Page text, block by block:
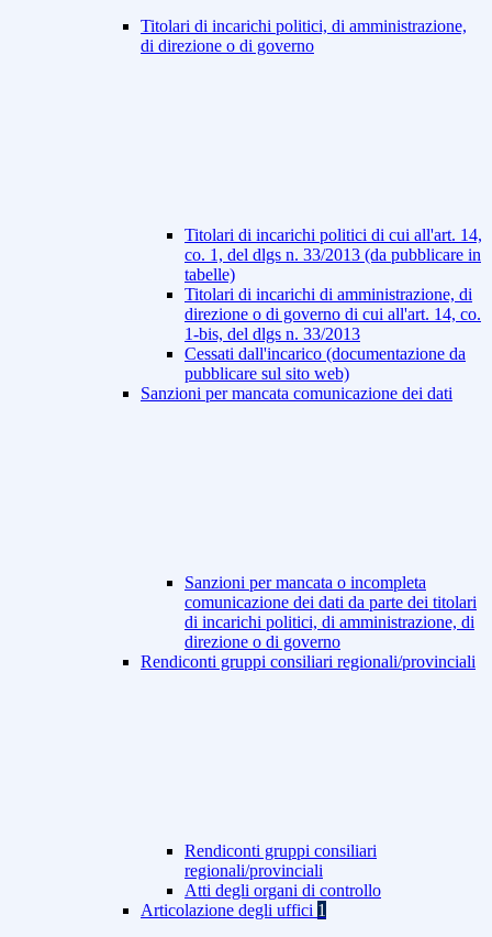
Titolari di incarichi politici, di amministrazione,
di direzione o di governo
Titolari di incarichi politici di cui all'art. 14,
co. 1, del dlgs n. 33/2013 (da pubblicare in
tabelle)
Titolari di incarichi di amministrazione, di
direzione o di governo di cui all'art. 14, co.
1-bis, del dlgs n. 33/2013
Cessati dall'incarico (documentazione da
pubblicare sul sito web)
Sanzioni per mancata comunicazione dei dati
Sanzioni per mancata o incompleta
comunicazione dei dati da parte dei titolari
di incarichi politici, di amministrazione, di
direzione o di governo
Rendiconti gruppi consiliari regionali/provinciali
Rendiconti gruppi consiliari
regionali/provinciali
Atti degli organi di controllo
Articolazione degli uffici 1